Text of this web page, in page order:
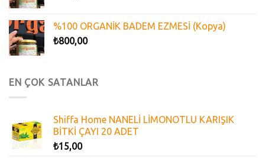
%100 ORGANİK BADEM EZMESİ (Kopya)
₺800,00
EN ÇOK SATANLAR
Shiffa Home NANELİ LİMONOTLU KARIŞIK
BİTKİ ÇAYI 20 ADET
₺15,00